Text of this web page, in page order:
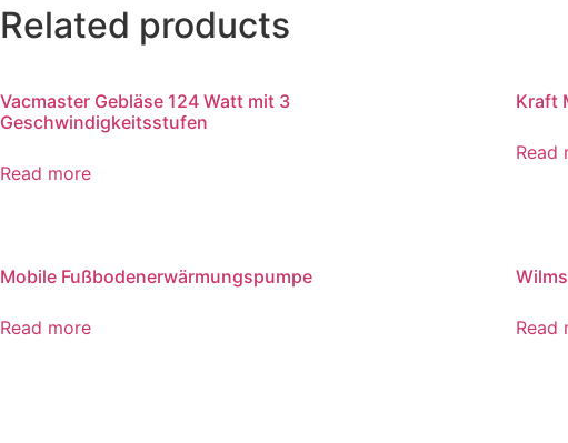
Related products
Vacmaster Gebläse 124 Watt mit 3
Geschwindigkeitsstufen
Read more
Kraft
Read
Mobile Fußbodenerwärmungspumpe
Read more Read